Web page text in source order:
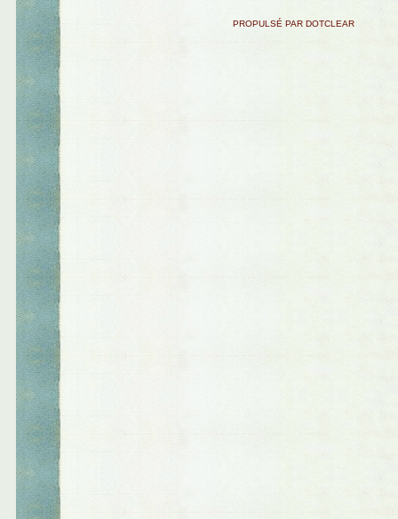
PROPULSÉ PAR DOTCLEAR